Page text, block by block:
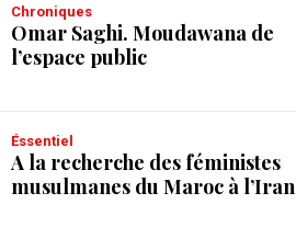
Chroniques
Omar Saghi. Moudawana de
l’espace public
Éssentiel
A la recherche des féministes
musulmanes du Maroc à l’Iran